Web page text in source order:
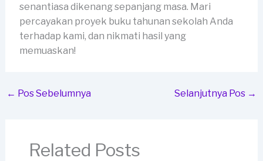
senantiasa dikenang sepanjang masa. Mari
percayakan proyek buku tahunan sekolah Anda
terhadap kami, dan nikmati hasil yang
memuaskan!
← Pos Sebelumnya Selanjutnya Pos →
Related Posts